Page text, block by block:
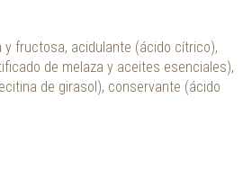
fructosa, acidulante (ácido cítrico),
de melaza y aceites esenciales),
de girasol), conservante (ácido